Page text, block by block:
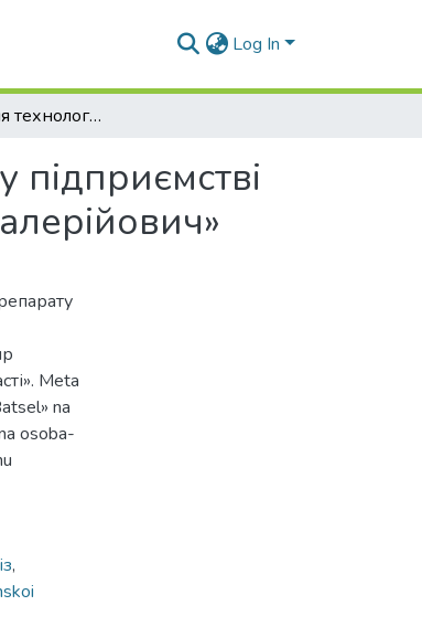
Log In
Удосконалення технології виробництва молока кіз у підприємстві фізична особа-підприємець «Головко Володимир Валерійович»
підприємстві
Meta
na
osoba-
,